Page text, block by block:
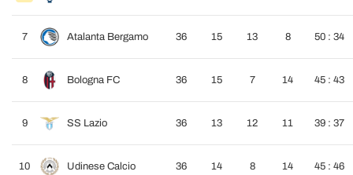
7 Atalanta Bergamo 36 15 13 8 50 : 34
8 Bologna FC 36 15 7 14 45 : 43
9 SS Lazio 36 13 12 11 39 : 37
10 Udinese Calcio 36 14 8 14 45 : 46